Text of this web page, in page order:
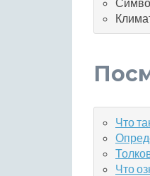
Что
Что